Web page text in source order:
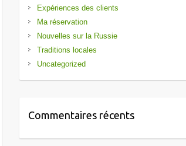
Expériences des clients
Ma réservation
Nouvelles sur la Russie
Traditions locales
Uncategorized
Commentaires récents